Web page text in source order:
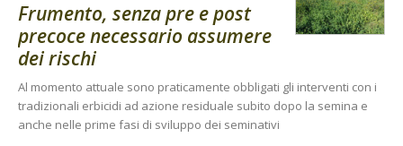
Frumento, senza pre e post
precoce necessario assumere
dei rischi
Al momento attuale sono praticamente obbligati gli interventi con i
tradizionali erbicidi ad azione residuale subito dopo la semina e
anche nelle prime fasi di sviluppo dei seminativi